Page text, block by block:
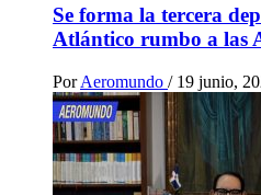
Se forma la tercera
Atlántico rumbo a las
Por Aeromundo / 19 junio,